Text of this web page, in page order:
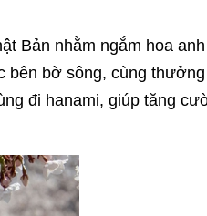
Bản nhằm ngắm hoa
bên bờ sông, cùng
đi hanami, giúp tăng